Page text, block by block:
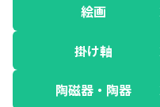
絵画
掛け軸
陶磁器・陶器